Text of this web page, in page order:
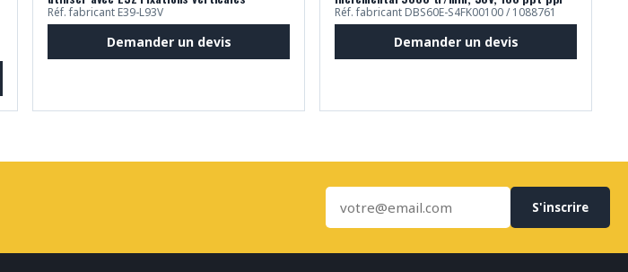
Réf. fabricant E39-L93V
Demander un devis
Réf. fabricant DBS60E-S4FK00100 / 1088761
Demander un devis
S'inscrire